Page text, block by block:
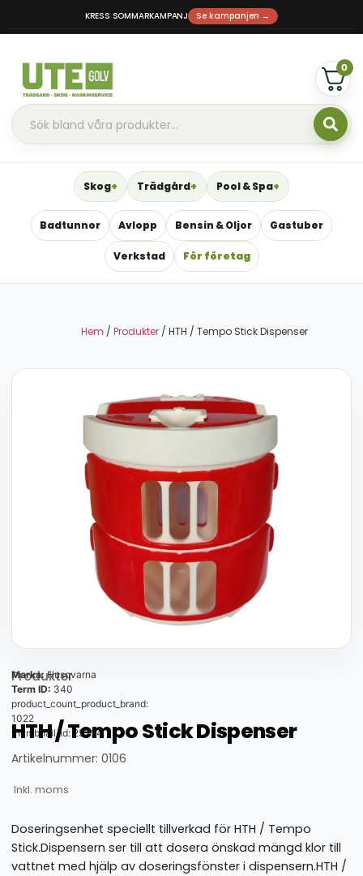
KRESS SOMMARKAMPANJ Se kampanjen →
0
Skog Trädgård Pool & Spa
Badtunnor Avlopp Bensin & Oljor Gastuber
Verkstad För företag
Hem / Produkter / HTH / Tempo Stick Dispenser
Produkter
Marka: Husqvarna
Term ID: 340
product_count_product_brand:
1022
thumbnail_id: 25324
HTH / Tempo Stick Dispenser
Artikelnummer: 0106
Inkl. moms
Doseringsenhet speciellt tillverkad för HTH / Tempo
Stick.Dispensern ser till att dosera önskad mängd klor till
vattnet med hjälp av doseringsfönster i dispensern.HTH /